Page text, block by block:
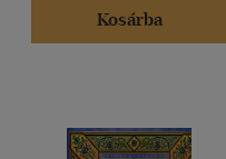
Kosárba